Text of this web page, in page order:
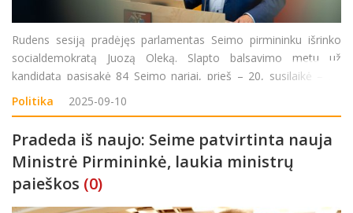
Rudens sesiją pradėjęs parlamentas Seimo pirmininku išrinko
socialdemokratą Juozą Oleką. Slapto balsavimo metu už
kandidatą pasisakė 84 Seimo nariai, prieš – 20, susilaikė – 23
parlamentarai. Trys balsavimo biuleteniai buvo negaliojantys.
Politika 2025-09-10
Pradeda iš naujo: Seime patvirtinta nauja
Ministrė Pirmininkė, laukia ministrų
paieškos (0)